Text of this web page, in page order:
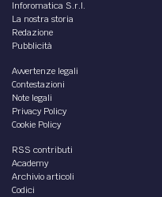
Inforomatica S.r.l.
La nostra storia
Redazione
Pubblicità
Avvertenze legali
Contestazioni
Note legali
Privacy Policy
Cookie Policy
RSS contributi
Academy
Archivio articoli
Codici